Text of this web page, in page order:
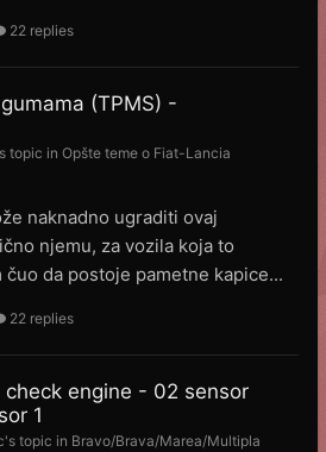
22 replies
(TPMS) -
topic in Opšte teme o Fiat-Lancia
naknadno ugraditi ovaj
njemu, za vozila koja to
čuo da postoje pametne kapice...
22 replies
check engine - 02 sensor
1
's topic in Bravo/Brava/Marea/Multipla